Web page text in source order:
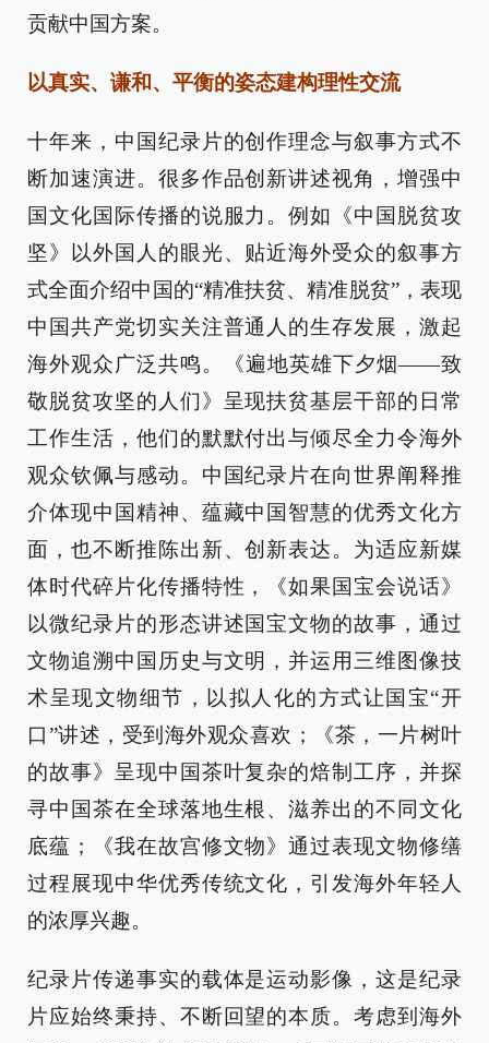
贡献中国方案。
以真实、谦和、平衡的姿态建构理性交流
十年来，中国纪录片的创作理念与叙事方式不
断加速演进。很多作品创新讲述视角，增强中
国文化国际传播的说服力。例如《中国脱贫攻
坚》以外国人的眼光、贴近海外受众的叙事方
式全面介绍中国的“精准扶贫、精准脱贫”，表现
中国共产党切实关注普通人的生存发展，激起
海外观众广泛共鸣。《遍地英雄下夕烟——致
敬脱贫攻坚的人们》呈现扶贫基层干部的日常
工作生活，他们的默默付出与倾尽全力令海外
观众钦佩与感动。中国纪录片在向世界阐释推
介体现中国精神、蕴藏中国智慧的优秀文化方
面，也不断推陈出新、创新表达。为适应新媒
体时代碎片化传播特性，《如果国宝会说话》
以微纪录片的形态讲述国宝文物的故事，通过
文物追溯中国历史与文明，并运用三维图像技
术呈现文物细节，以拟人化的方式让国宝“开
口”讲述，受到海外观众喜欢；《茶，一片树叶
的故事》呈现中国茶叶复杂的焙制工序，并探
寻中国茶在全球落地生根、滋养出的不同文化
底蕴；《我在故宫修文物》通过表现文物修缮
过程展现中华优秀传统文化，引发海外年轻人
的浓厚兴趣。
纪录片传递事实的载体是运动影像，这是纪录
片应始终秉持、不断回望的本质。考虑到海外